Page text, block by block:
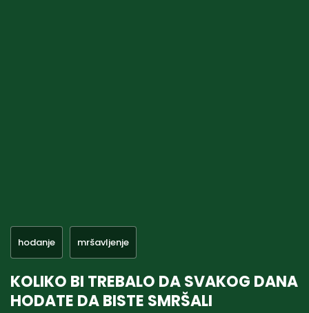
hodanje mršavljenje
KOLIKO BI TREBALO DA SVAKOG DANA
HODATE DA BISTE SMRŠALI